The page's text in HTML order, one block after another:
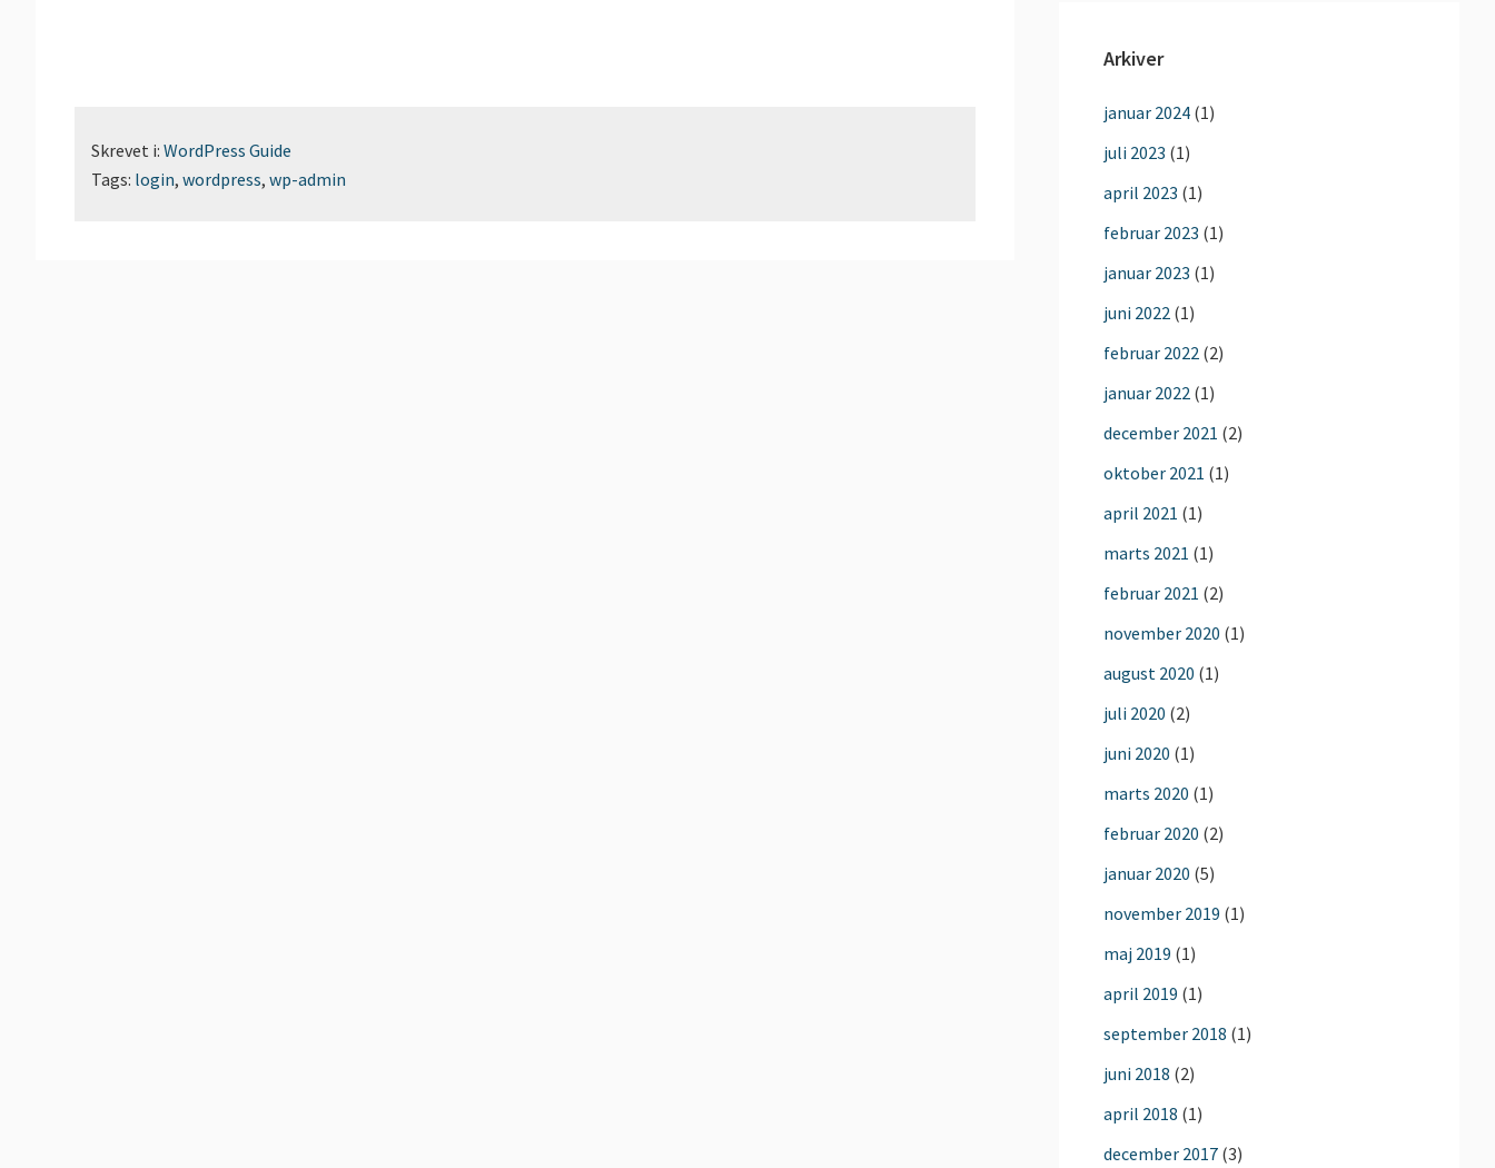
Skrevet i: WordPress Guide
Tags: login, wordpress, wp-admin
Arkiver
januar 2024 (1)
juli 2023 (1)
april 2023 (1)
februar 2023 (1)
januar 2023 (1)
juni 2022 (1)
februar 2022 (2)
januar 2022 (1)
december 2021 (2)
oktober 2021 (1)
april 2021 (1)
marts 2021 (1)
februar 2021 (2)
november 2020 (1)
august 2020 (1)
juli 2020 (2)
juni 2020 (1)
marts 2020 (1)
februar 2020 (2)
januar 2020 (5)
november 2019 (1)
maj 2019 (1)
april 2019 (1)
september 2018 (1)
juni 2018 (2)
april 2018 (1)
december 2017 (3)